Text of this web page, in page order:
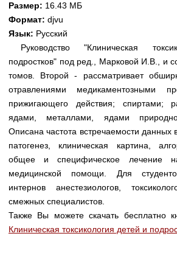
Методические рекомендации
Научно-популярное
Статьи
Новости (244)
Медицинская стандартизация
Нормативы экстренной и
Нормы лабораторных и
исследований
Размер: 16.43 МБ
Формат: djvu
Язык: Русский
Руководство "Клиническая
подростков" под ред., Марковой И.В., и
томов. Второй - рассматривает
отравлениями медикаментозными
прижигающего действия; спиртами;
ядами, металлами, ядами
Описана частота встречаемости данных
патогенез, клиническая картина,
общее и специфическое лечение
медицинской помощи. Для
интернов анестезиологов,
смежных специалистов.
Также Вы можете скачать бесплатно
Клиническая токсикология детей и